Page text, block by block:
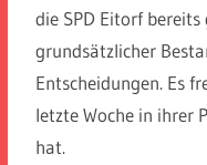
die SPD Eitorf
grundsätzlicher
Entscheidungen. Es
letzte Woche in ihrer
hat.